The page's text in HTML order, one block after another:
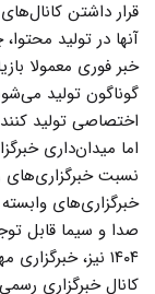
قرار داشتن
آنها در تولید
خبر فوری معمولا
گوناگون تولید
اختصاصی تولید
اما میدان‌داری
نسبت خبرگزاری‌های
خبرگزاری‌های
صدا و سیما قابل
۱۴۰۴ نیز،
کانال خبرگزاری